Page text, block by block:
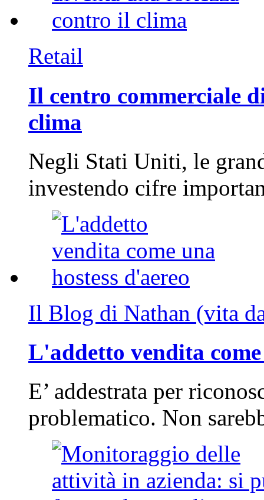
Retail
Il centro commerciale
clima
Negli Stati Uniti, le
investendo cifre
Il Blog di Nathan (vita
L'addetto vendita
E’ addestrata per
problematico. Non